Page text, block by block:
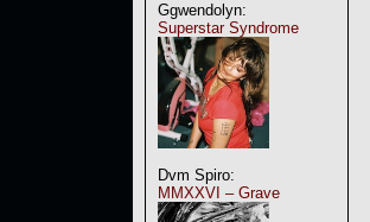
Ggwendolyn:
Superstar Syndrome
Dvm Spiro:
MMXXVI – Grave